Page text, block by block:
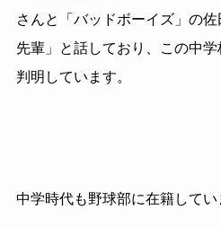
さんと「バッドボーイズ」の
先輩」と話しており、この中
判明しています。
中学時代も野球部に在籍してい